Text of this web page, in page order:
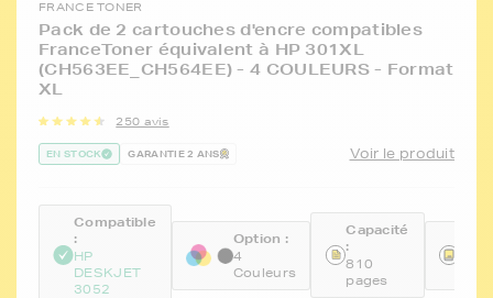
FRANCE TONER
Pack de 2 cartouches d'encre compatibles
FranceToner équivalent à HP 301XL
(CH563EE_CH564EE) - 4 COULEURS - Format
XL
250 avis
EN STOCK GARANTIE 2 ANS Voir le produit
Compatible
:
HP
DESKJET
3052
Option :
4
Couleurs
Capacité
:
810
pages